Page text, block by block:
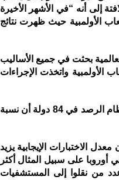
إلى أنه “في الأشهر الأخيرة
وحتى في دورة الألعاب الأولمبية حيث ظهرت نتائج
بحثت في جميع الأساليب
الأولمبية واتخذت الإجراءات
وأظهرت البيانات التي جمعتها منظمة الصحة العالمية من خلال نظام الرصد في 84 دولة أن نسبة
الاختبارات الإيجابية يزيد
أوروبا على سبيل المثال أكثر
عدد من نقلوا إلى المستشفيات